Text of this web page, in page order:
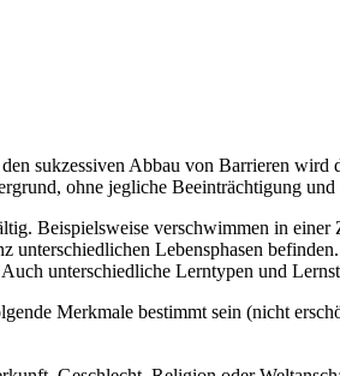
sukzessiven Abbau von Barrieren
ohne jegliche Beeinträchtigung
Beispielsweise verschwimmen in
unterschiedlichen Lebensphasen
unterschiedliche Lerntypen und
Merkmale bestimmt sein (nicht